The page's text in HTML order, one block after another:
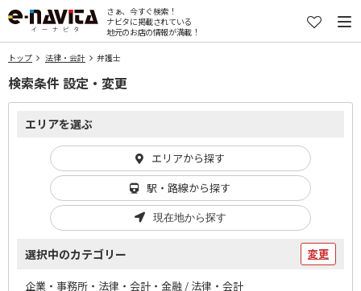
さぁ、今すぐ検索！
ナビタに掲載されている
地元のお店の情報が満載！
トップ 法律・会計 弁護士
検索条件 設定・変更
エリアを選ぶ
エリアから探す
駅・路線から探す
現在地から探す
選択中のカテゴリー 変更
企業・事務所・法律・会計・金融 / 法律・会計